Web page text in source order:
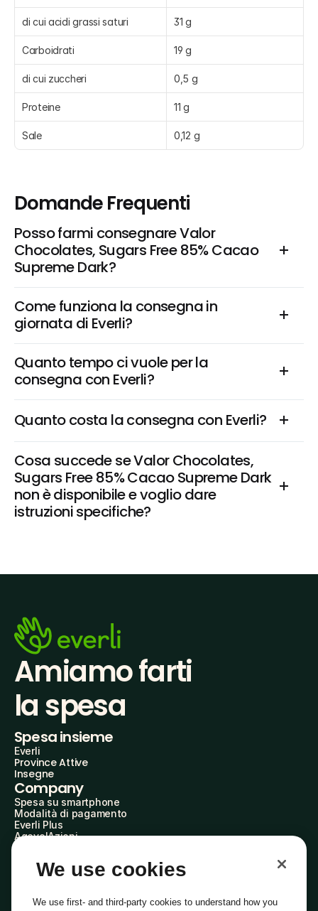
di cui acidi grassi saturi 31 g
Carboidrati 19 g
di cui zuccheri 0,5 g
Proteine 11 g
Sale 0,12 g
Domande Frequenti
Posso farmi consegnare Valor
Chocolates, Sugars Free 85% Cacao
Supreme Dark?
Come funziona la consegna in
giornata di Everli?
Quanto tempo ci vuole per la
consegna con Everli?
Quanto costa la consegna con Everli?
Cosa succede se Valor Chocolates,
Sugars Free 85% Cacao Supreme Dark
non è disponibile e voglio dare
istruzioni specifiche?
Amiamo farti
la spesa
Spesa insieme
Everli
Province Attive
Insegne
Company
Spesa su smartphone
Modalità di pagamento
Everli Plus
AgevolAzioni
Everli Shoppers
Scopri chi siamo
We use cookies
We use first- and third-party cookies to understand how you